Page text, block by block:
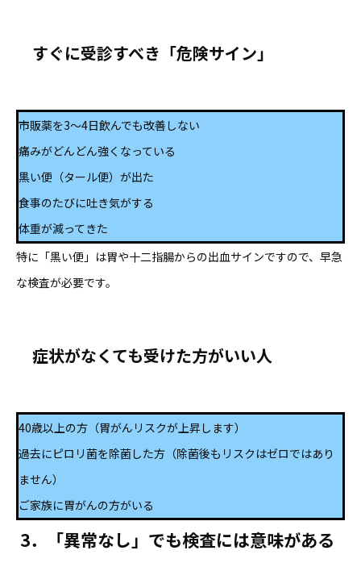
すぐに受診すべき「危険サイン」
市販薬を3〜4日飲んでも改善しない
痛みがどんどん強くなっている
黒い便（タール便）が出た
食事のたびに吐き気がする
体重が減ってきた
特に「黒い便」は胃や十二指腸からの出血サインですので、早急
な検査が必要です。
症状がなくても受けた方がいい人
40歳以上の方（胃がんリスクが上昇します）
過去にピロリ菌を除菌した方（除菌後もリスクはゼロではあり
ません）
ご家族に胃がんの方がいる
3． 「異常なし」でも検査には意味がある